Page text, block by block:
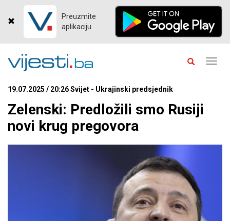
Preuzmite
aplikaciju
19.07.2025 / 20:26 Svijet - Ukrajinski predsjednik
Zelenski: Predložili smo Rusiji
novi krug pregovora